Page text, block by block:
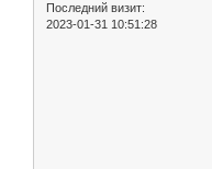
Последний визит:
2023-01-31 10:51:28